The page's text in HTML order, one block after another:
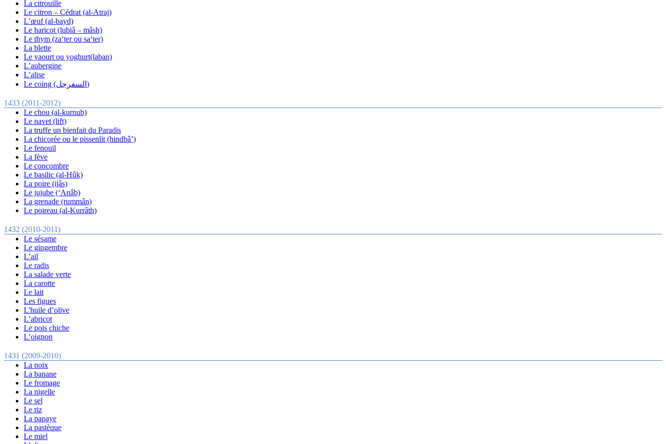
La citrouille
Le citron – Cédrat (al-Atraj)
L’œuf (al-bayd)
Le haricot (lubiâ – mâsh)
Le thym (za‘ter ou sa‘ter)
La blette
Le yaourt ou yoghurt(laban)
L’aubergine
L’alise
Le coing (السفرجل)
1433 (2011-2012)
Le chou (al-kurnub)
Le navet (lift)
La truffe un bienfait du Paradis
La chicorée ou le pissenlit (hindbâ’)
Le fenouil
La fève
Le concombre
Le basilic (al-Hûk)
La poire (ijâs)
Le jujube (‘Anâb)
La grenade (rummân)
Le poireau (al-Kurrâth)
1432 (2010-2011)
Le sésame
Le gingembre
L’ail
Le radis
La salade verte
La carotte
Le lait
Les figues
L'huile d’olive
L’abricot
Le pois chiche
L’oignon
1431 (2009-2010)
La noix
La banane
Le fromage
La nigelle
Le sel
Le riz
La papaye
La pastèque
Le miel